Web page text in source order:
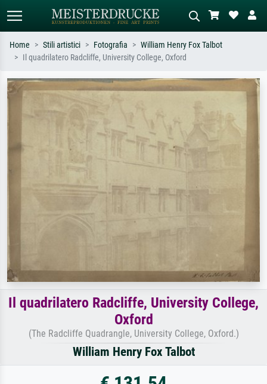
Cerca per artista, titolo o stile – es.
Monet, Notte stellata,
Impressionismo, onda di Hokusai,
Descrivi la scena – es. prato verde,
olio scuro, nudo in piedi vicino a un
Home Stili artistici Fotografia
William Henry Fox Talbot
Il quadrilatero Radcliffe, University College, Oxford
Il quadrilatero Radcliffe, University College,
Oxford
(The Radcliffe Quadrangle, University College, Oxford.)
William Henry Fox Talbot